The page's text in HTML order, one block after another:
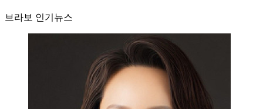
브라보 인기뉴스